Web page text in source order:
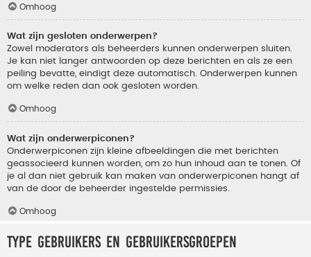
Omhoog
Wat zijn gesloten onderwerpen?
Zowel moderators als beheerders kunnen onderwerpen sluiten.
Je kan niet langer antwoorden op deze berichten en als ze een
peiling bevatte, eindigt deze automatisch. Onderwerpen kunnen
om welke reden dan ook gesloten worden.
Omhoog
Wat zijn onderwerpiconen?
Onderwerpiconen zijn kleine afbeeldingen die met berichten
geassocieerd kunnen worden, om zo hun inhoud aan te tonen. Of
je al dan niet gebruik kan maken van onderwerpiconen hangt af
van de door de beheerder ingestelde permissies.
Omhoog
Type gebruikers en gebruikersgroepen